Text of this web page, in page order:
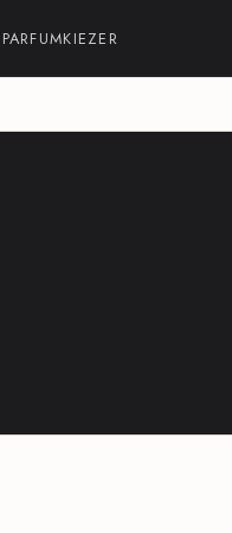
PARFUMKIEZER